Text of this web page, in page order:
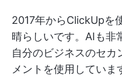
2017年からClickUpを
晴らしいです。AIも非
自分のビジネスのセカ
メントを使用してい